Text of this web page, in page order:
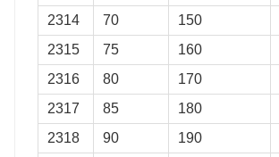
2314
70 150
2315
75 160
2316
80 170
2317
85 180
2318
90 190